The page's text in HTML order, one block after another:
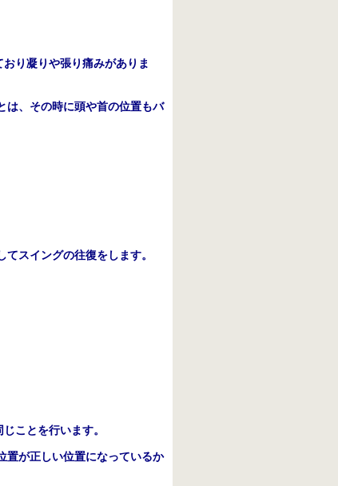
り凝りや張り痛みがありま
は、その時に頭や首の位置もバ
スイングの往復をします。
ことを行います。
置が正しい位置になっているか